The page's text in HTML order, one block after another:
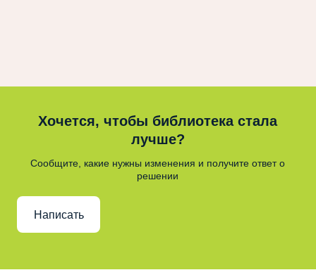
Хочется, чтобы библиотека стала
лучше?
Сообщите, какие нужны изменения и получите ответ о
решении
Написать